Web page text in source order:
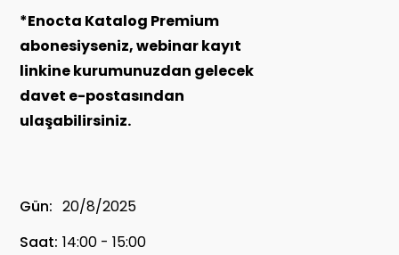
*Enocta Katalog Premium
abonesiyseniz, webinar kayıt
linkine kurumunuzdan gelecek
davet e-postasından
ulaşabilirsiniz.
Gün: 20/8/2025
Saat: 14:00 - 15:00